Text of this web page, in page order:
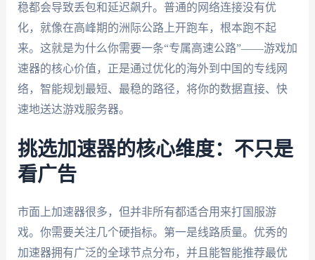
稳都会导致丢包和延迟飙升。普通的网络连接没有优
化，就像在高峰期的洲际公路上开跑车，根本跑不起
来。这就是为什么你需要一条“专属高速公路”——游戏加
速器的核心价值，正是通过优化的海外到中国的专线网
络，智能规划最短、最稳的路径，将你的数据直接、快
速地送达游戏服务器。
挑选加速器的核心维度：不只是
看广告
市面上加速器很多，但并非所有都适合用来打国服游
戏。你需要关注几个硬指标。第一是线路质量。优秀的
加速器拥有广泛的全球节点分布，并且能智能推荐最优